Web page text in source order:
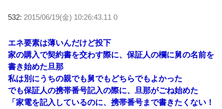
532: 2015/06/19(金) 10:26:43.11 0
エネ要素は薄いんだけど投下
家の購入で契約書を交わす際に、保証人の欄に舅の名前を
書き始めた旦那
私は別にうちの親でも舅でもどちらでもよかった
でも保証人の携帯番号記入の際に、旦那がごね始めた
「家電を記入しているのに、携帯番号まで書きたくない！